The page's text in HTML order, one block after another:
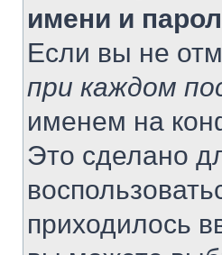
имени и
Если вы не
при каждом
именем на
Это сделано
приходилось